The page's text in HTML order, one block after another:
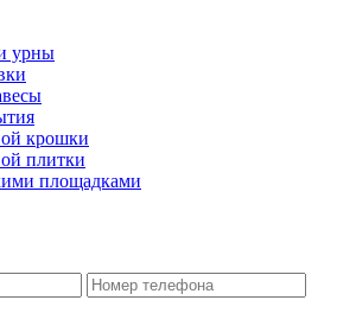
урны
крошки
плитки